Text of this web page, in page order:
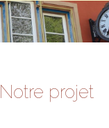
Notre projet